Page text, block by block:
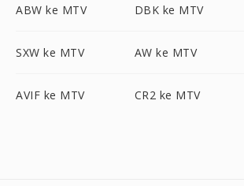
ABW ke MTV DBK ke MTV
SXW ke MTV AW ke MTV
AVIF ke MTV CR2 ke MTV